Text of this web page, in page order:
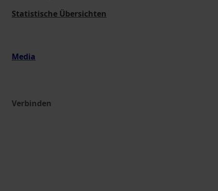
Statistische Übersichten
Media
Verbinden